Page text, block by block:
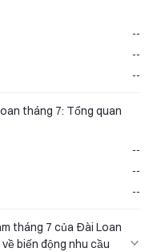
--
--
--
tháng 7: Tổng quan
--
--
--
tháng 7 của Đài Loan
biến động nhu cầu